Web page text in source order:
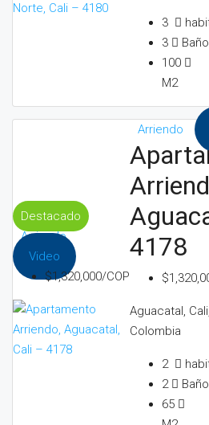
3
3
100
M2
Destacado
Arriendo
Video
$1,320,000/COP
Arriendo
4178
Aguacatal,
Colombia
2
2
65